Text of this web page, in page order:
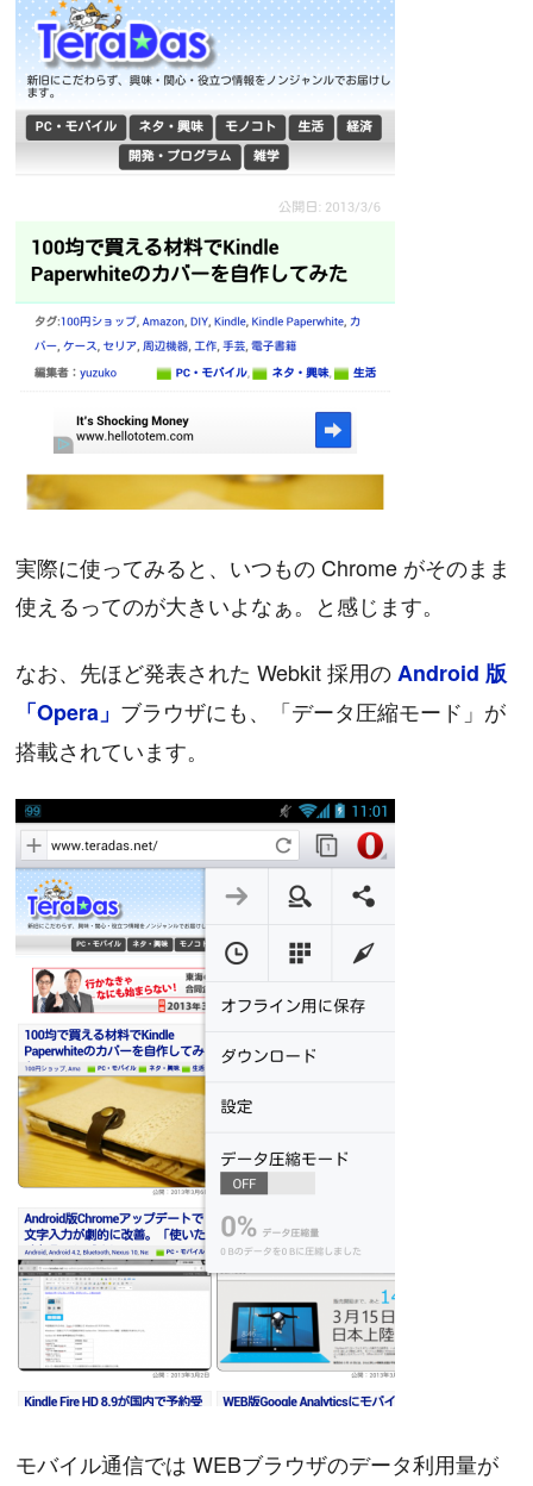
実際に使ってみると、いつもの Chrome がそのまま
使えるってのが大きいよなぁ。と感じます。
なお、先ほど発表された Webkit 採用のAndroid 版
「Opera」 ブラウザにも、「データ圧縮モード」が
搭載されています。
モバイル通信では WEBブラウザのデータ利用量が